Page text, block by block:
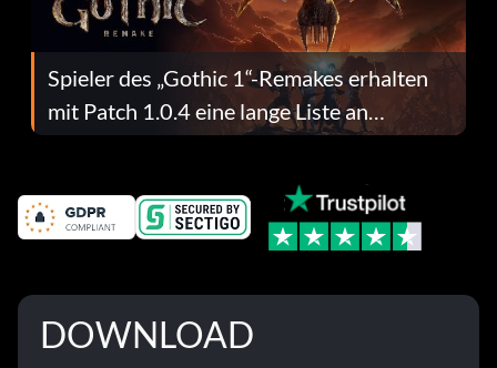
Spieler des „Gothic 1“-Remakes erhalten
mit Patch 1.0.4 eine lange Liste an
Fehlerbehebungen
DOWNLOAD